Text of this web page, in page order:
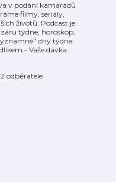
v podání kamarádů
filmy, seriály,
životů. Podcast je
týdne, horoskop,
dny týdne.
- Vaše dávka
2 odběratelé